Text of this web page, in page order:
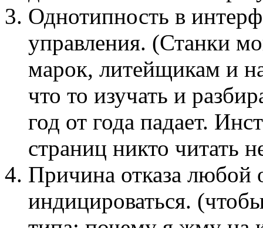
Однотипность в
управления. (Станки
марок, литейщикам и
что то изучать и
год от года падает.
страниц никто читать
Причина отказа любой
индицироваться.